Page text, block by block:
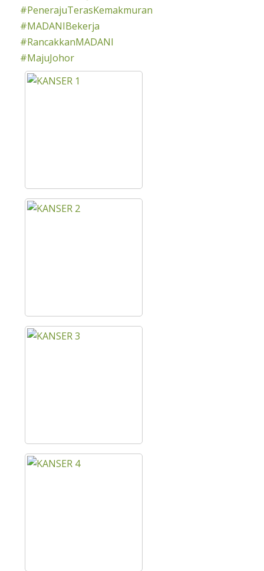
#PenerajuTerasKemakmuran
#MADANIBekerja
#RancakkanMADANI
#MajuJohor